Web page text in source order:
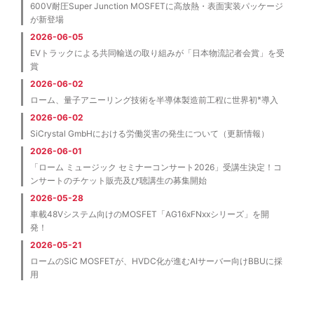
600V耐圧Super Junction MOSFETに高放熱・表面実装パッケージ
が新登場
2026-06-05
EVトラックによる共同輸送の取り組みが「日本物流記者会賞」を受
賞
2026-06-02
ローム、量子アニーリング技術を半導体製造前工程に世界初※導入
2026-06-02
SiCrystal GmbHにおける労働災害の発生について（更新情報）
2026-06-01
「ローム ミュージック セミナーコンサート2026」受講生決定！コ
ンサートのチケット販売及び聴講生の募集開始
2026-05-28
車載48Vシステム向けのMOSFET「AG16xFNxxシリーズ」を開
発！
2026-05-21
ロームのSiC MOSFETが、HVDC化が進むAIサーバー向けBBUに採
用